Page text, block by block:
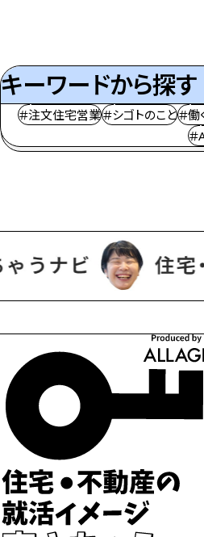
キーワードから探す
＃注文住宅営業＃シゴトのこと＃働
＃